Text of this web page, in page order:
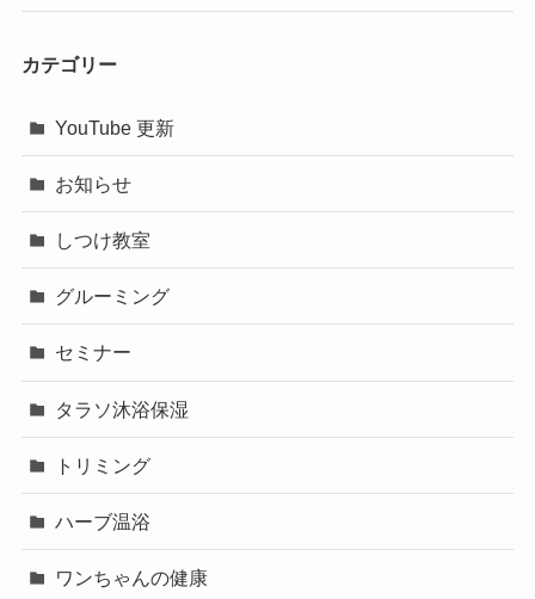
カテゴリー
YouTube 更新
お知らせ
しつけ教室
グルーミング
セミナー
タラソ沐浴保湿
トリミング
ハーブ温浴
ワンちゃんの健康